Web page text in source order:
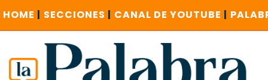
HOME | SECCIONES | CANAL DE YOUTUBE |